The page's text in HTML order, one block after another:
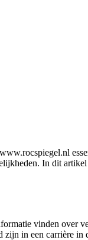
In dit
vinden over
in een carrière in